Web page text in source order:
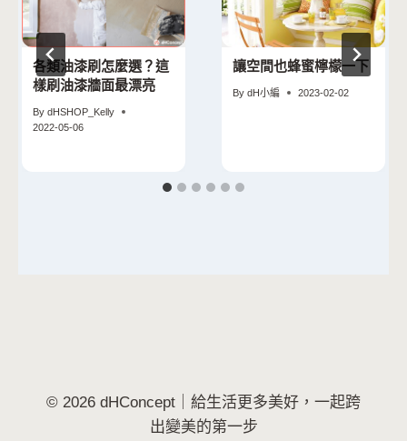
各類油漆刷怎麼選？這
樣刷油漆牆面最漂亮
By dHSHOP_Kelly
2022-05-06
讓空間也蜂蜜檸檬一下
By dH小編 2023-02-02
© 2026 dHConcept｜給生活更多美好，一起跨
出變美的第一步